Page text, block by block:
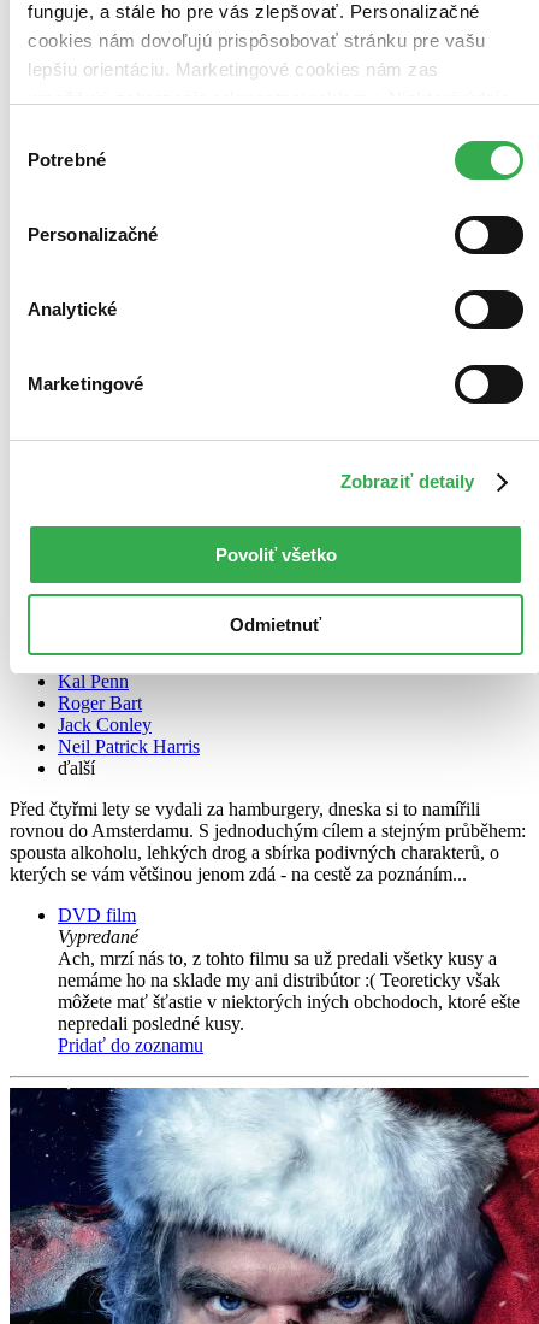
funguje, a stále ho pre vás zlepšovať. Personalizačné
cookies nám dovoľujú prispôsobovať stránku pre vašu
lepšiu orientáciu. Marketingové cookies nám zas
keby sme mohli používať všetky tieto cookies. Ďakujeme!
súhlasu
Potrebné
Personalizačné
Analytické
Marketingové
Zobraziť detaily
Povoliť všetko
Odmietnuť
Zahulíme, uvidíme 2
John Cho
Kal Penn
Roger Bart
Jack Conley
Neil Patrick Harris
ďalší
Před čtyřmi lety se vydali za hamburgery, dneska si to namířili
rovnou do Amsterdamu. S jednoduchým cílem a stejným průběhem:
spousta alkoholu, lehkých drog a sbírka podivných charakterů, o
kterých se vám většinou jenom zdá - na cestě za poznáním...
DVD film
Vypredané
Ach, mrzí nás to, z tohto filmu sa už predali všetky kusy a
nemáme ho na sklade my ani distribútor :( Teoreticky však
môžete mať šťastie v niektorých iných obchodoch, ktoré ešte
nepredali posledné kusy.
Pridať do zoznamu